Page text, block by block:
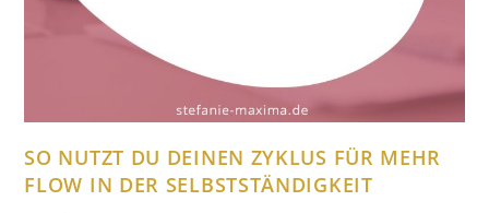
SO NUTZT DU DEINEN ZYKLUS FÜR MEHR
FLOW IN DER SELBSTSTÄNDIGKEIT